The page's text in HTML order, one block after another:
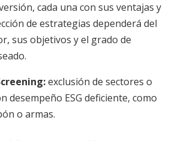
cada una con sus ventajas y
de estrategias dependerá del
sus objetivos y el grado de
:exclusión de sectores o
desempeño ESG deficiente, como
o armas.